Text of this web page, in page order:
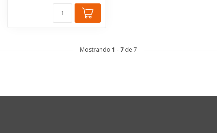
Mostrando 1 - 7 de 7